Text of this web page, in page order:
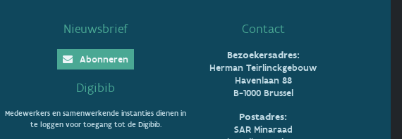
Nieuwsbrief
Abonneren
Digibib
Medewerkers en samenwerkende instanties dienen in
te loggen voor toegang tot de Digibib.
Contact
Bezoekersadres:
Herman Teirlinckgebouw
Havenlaan 88
B-1000 Brussel
Postadres:
SAR Minaraad